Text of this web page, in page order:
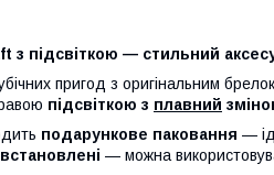
з підсвіткою — стильний
пригод з оригінальним
підсвіткою з плавний
подарункове паковання —
— можна